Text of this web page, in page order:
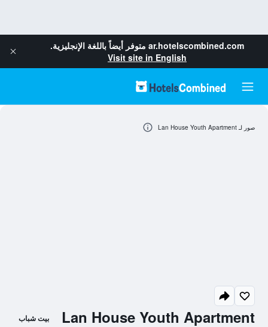
ar.hotelscombined.com متوفر أيضاً باللغة الإنجليزية.
Visit site in English
Lan House Youth Apartment بيت شباب
صور لـ Lan House Youth Apartment